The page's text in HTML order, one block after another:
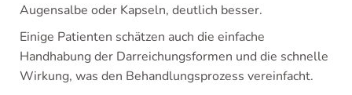
Augensalbe oder Kapseln, deutlich besser.
Einige Patienten schätzen auch die einfache
Handhabung der Darreichungsformen und die schnelle
Wirkung, was den Behandlungsprozess vereinfacht.